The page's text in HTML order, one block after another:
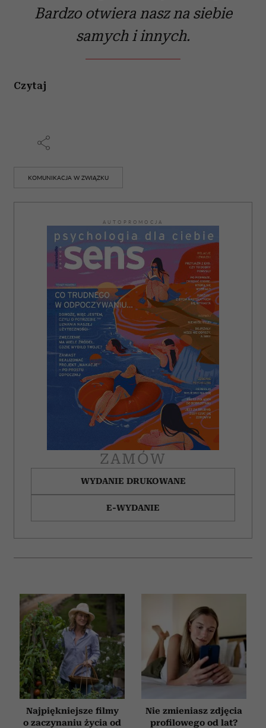
Bardzo otwiera nasz na siebie
samych i innych.
Czytaj
KOMUNIKACJA W ZWIĄZKU
AUTOPROMOCJA
ZAMÓW
WYDANIE DRUKOWANE
E-WYDANIE
Najpiękniejsze filmy
o zaczynaniu życia od
Nie zmieniasz zdjęcia
profilowego od lat?